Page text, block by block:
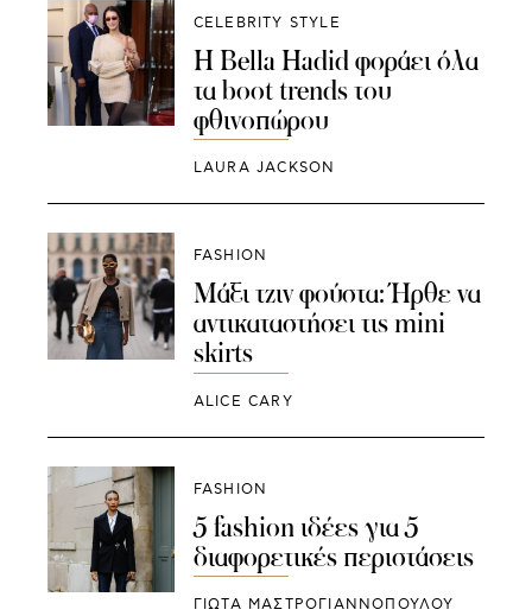
CELEBRITY STYLE
Η Bella Hadid φοράει όλα
τα boot trends του
φθινοπώρου
LAURA JACKSON
FASHION
Μάξι τζιν φούστα: Ήρθε να
αντικαταστήσει τις mini
skirts
ALICE CARY
FASHION
5 fashion ιδέες για 5
διαφορετικές περιστάσεις
ΓΙΩΤΑ ΜΑΣΤΡΟΓΙΑΝΝΟΠΟΥΛΟΥ